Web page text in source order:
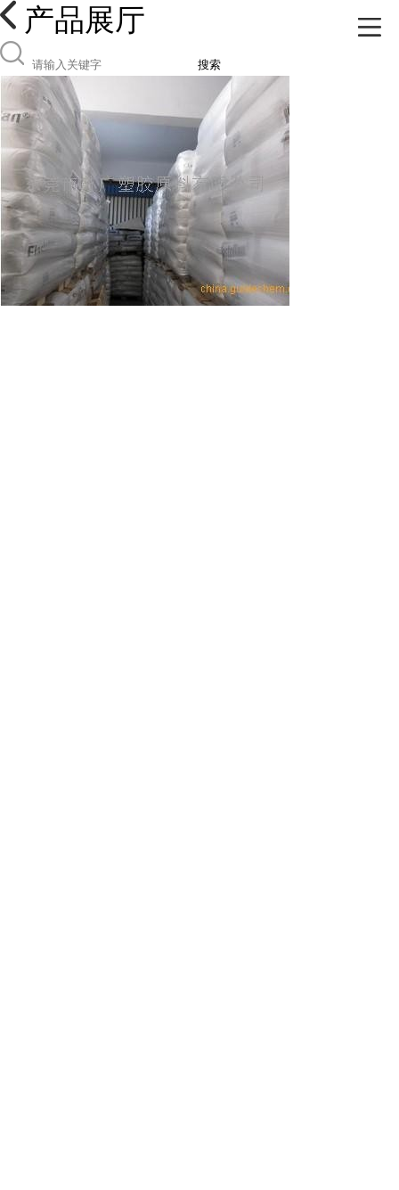
产品展厅
搜索